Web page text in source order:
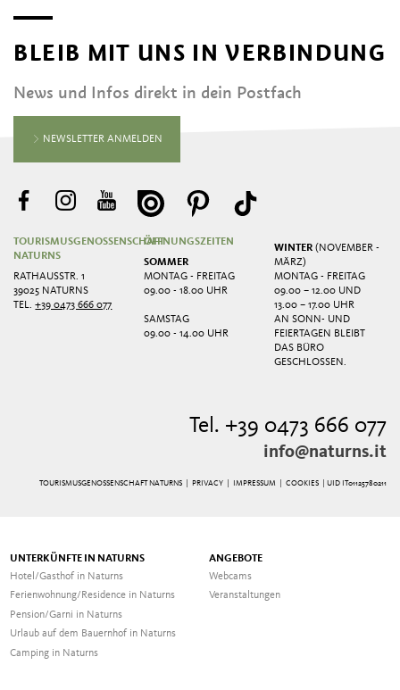
BLEIB MIT UNS IN VERBINDUNG
News und Infos direkt in dein Postfach
NEWSLETTER ANMELDEN
TOURISMUSGENOSSENSCHAFT
NATURNS
RATHAUSSTR. 1
39025 NATURNS
TEL.+39 0473 666 077
ÖFFNUNGSZEITEN
SOMMER
MONTAG - FREITAG
09.00 - 18.00 UHR
SAMSTAG
09.00 - 14.00 UHR
WINTER(NOVEMBER -
MÄRZ)
MONTAG - FREITAG
09.00 – 12.00 UND
13.00 – 17.00 UHR
AN SONN- UND
FEIERTAGEN BLEIBT
DAS BÜRO
GESCHLOSSEN.
Tel. +39 0473 666 077
info@naturns.it
TOURISMUSGENOSSENSCHAFT NATURNS | PRIVACY| IMPRESSUM| COOKIES | UID IT01125780211
UNTERKÜNFTE IN NATURNS
Hotel/Gasthof in Naturns
Ferienwohnung/Residence in Naturns
Pension/Garni in Naturns
Urlaub auf dem Bauernhof in Naturns
Camping in Naturns
ANGEBOTE
Webcams
Veranstaltungen